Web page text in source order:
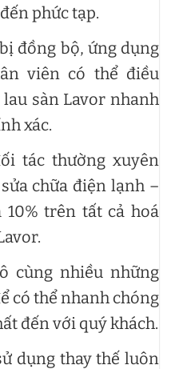
phức tạp.
đồng bộ, ứng dụng
viên có thể điều
sàn Lavor nhanh
xác.
tác thường xuyên
chữa điện lạnh –
trên tất cả hoá
cùng nhiều những
có thể nhanh chóng
đến với quý khách.
dụng thay thế luôn